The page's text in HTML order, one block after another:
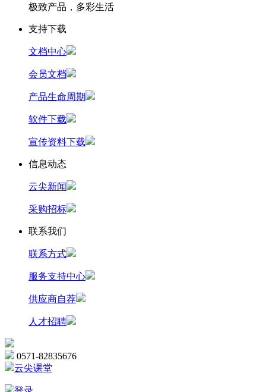
极致产品，多彩生活
支持下载
文档中心
会员文档
产品生命周期
软件下载
宣传资料下载
信息动态
云尖新闻
采购招标
联系我们
联系方式
服务支持中心
供应商自荐
人才招聘
0571-82835676
云尖课堂